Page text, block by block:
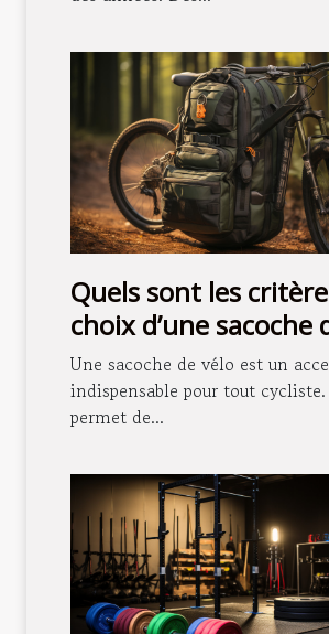
Quels sont les
choix d’une sacoche
?
Une sacoche de vélo est un
indispensable pour tout
permet de...